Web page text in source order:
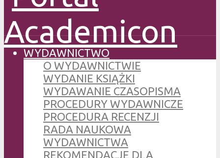
WYDAWNICTWO
O WYDAWNICTWIE
WYDANIE KSIĄŻKI
WYDAWANIE CZASOPISMA
PROCEDURY WYDAWNICZE
PROCEDURA RECENZJI
RADA NAUKOWA
WYDAWNICTWA
REKOMENDACJE DLA